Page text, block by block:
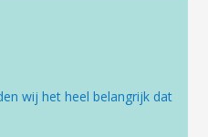
wij het heel belangrijk dat